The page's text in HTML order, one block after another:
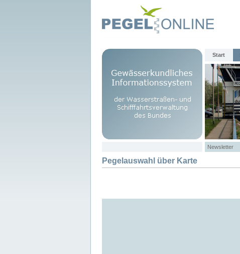
Start
Newsletter
Pegelauswahl über Karte